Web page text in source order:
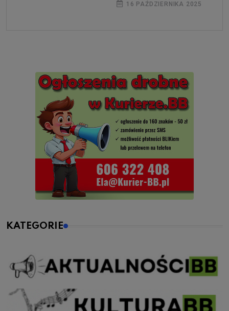
16 PAŹDZIERNIKA 2025
KATEGORIE